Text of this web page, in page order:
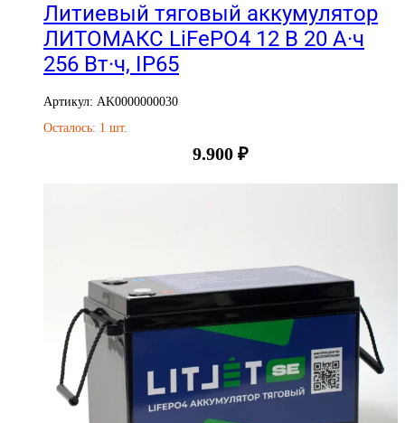
Литиевый тяговый аккумулятор
ЛИТОМАКС LiFePO4 12 В 20 А·ч
256 Вт·ч, IP65
Артикул: AK0000000030
Осталось: 1 шт.
9.900 ₽